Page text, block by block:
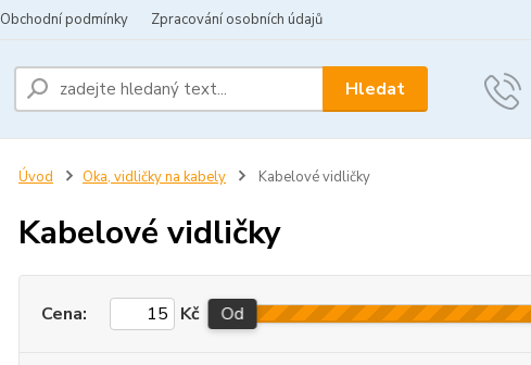
Obchodní podmínky Zpracování osobních údajů
Hledat
Úvod Oka, vidličky na kabely Kabelové vidličky
Kabelové vidličky
Cena: Kč Od